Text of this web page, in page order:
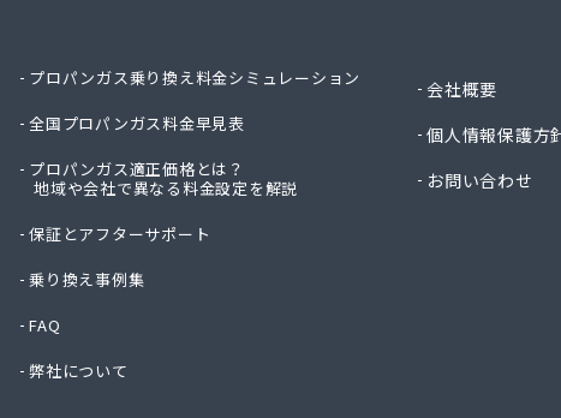
ダイイチ
チリウヒ
ニイミガ
ニイミ
プロパンガス乗り換え料金シミュレーション
全国プロパンガス料金早見表
プロパンガス適正価格とは？
地域や会社で異なる料金設定を解説
保証とアフターサポート
乗り換え事例集
FAQ
弊社について
会社概要
個人情報保護方
お問い合わせ